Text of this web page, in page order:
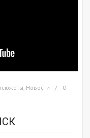
, Новости
0